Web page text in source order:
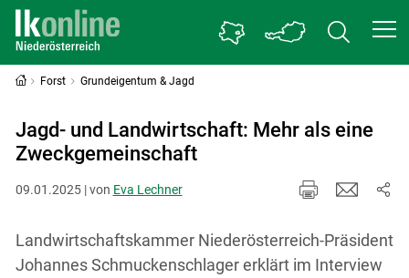
Forst Grundeigentum & Jagd
Jagd- und Landwirtschaft: Mehr als eine
Zweckgemeinschaft
09.01.2025 | von Eva Lechner
Landwirtschaftskammer Niederösterreich-Präsident
Johannes Schmuckenschlager erklärt im Interview